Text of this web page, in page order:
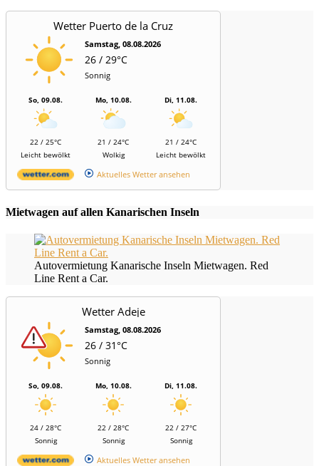
Wetter Puerto de la Cruz
Samstag, 08.08.2026
26 / 29°C
Sonnig
So, 09.08.
22 / 25°C
Leicht bewölkt
Mo, 10.08.
21 / 24°C
Wolkig
Di, 11.08.
21 / 24°C
Leicht bewölkt
Aktuelles Wetter ansehen
Mietwagen auf allen Kanarischen Inseln
Autovermietung Kanarische Inseln Mietwagen. Red
Line Rent a Car.
Wetter Adeje
Samstag, 08.08.2026
26 / 31°C
Sonnig
So, 09.08.
24 / 28°C
Sonnig
Mo, 10.08.
22 / 28°C
Sonnig
Di, 11.08.
22 / 27°C
Sonnig
Aktuelles Wetter ansehen